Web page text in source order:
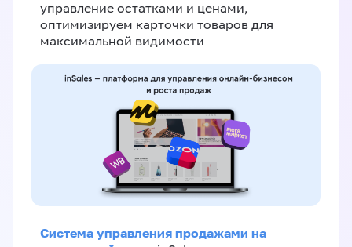
управление остатками и ценами,
оптимизируем карточки товаров для
максимальной видимости
Система управления продажами на